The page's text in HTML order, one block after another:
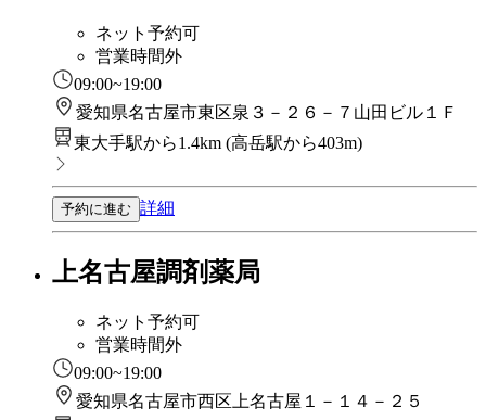
ネット予約可
営業時間外
09:00~19:00
愛知県名古屋市東区泉３－２６－７山田ビル１Ｆ
東大手駅から1.4km (高岳駅から403m)
予約に進む 詳細
上名古屋調剤薬局
ネット予約可
営業時間外
09:00~19:00
愛知県名古屋市西区上名古屋１－１４－２５